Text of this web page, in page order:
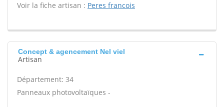
Voir la fiche artisan : Peres francois
Concept & agencement Nel viel
Artisan
Département: 34
Panneaux photovoltaïques -